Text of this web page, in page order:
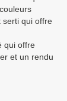
serti qui offre
qui offre
et un rendu